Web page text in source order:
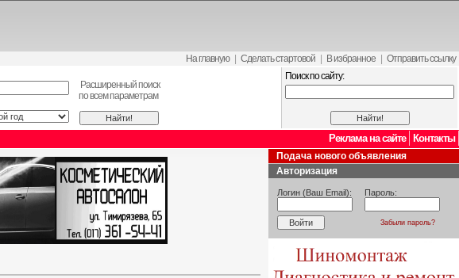
На главную Сделать стартовой В избранное Отправить ссылку
Расширенный поиск
по всем параметрам
Поиск по сайту:
Контакты
Реклама на сайте
Подача нового объявления
Авторизация
Логин (Ваш Email): Пароль:
Забыли пароль?